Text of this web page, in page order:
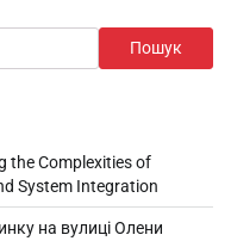
Пошук
the Complexities of
System Integration
на вулиці Олени